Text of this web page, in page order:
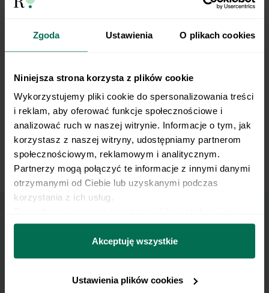
Zgoda Ustawienia O plikach cookies
Niniejsza strona korzysta z plików cookie
Wykorzystujemy pliki cookie do spersonalizowania treści
i reklam, aby oferować funkcje społecznościowe i
analizować ruch w naszej witrynie. Informacje o tym, jak
korzystasz z naszej witryny, udostępniamy partnerom
społecznościowym, reklamowym i analitycznym.
Partnerzy mogą połączyć te informacje z innymi danymi
otrzymanymi od Ciebie lub uzyskanymi podczas
korzystania z ich usług.
można się z nami skontaktować i w jaki sposób
przetwarzamy dane osobowe w ramach
prywatności.
Akceptuję wszystkie
Ustawienia plików cookies
Single Arm Kettlebell Deadlift
Marzy Ci się osiągnięcie
płaskiego brzucha?
Pobierz zestaw 10 najskuteczniejszych ćwiczeń na